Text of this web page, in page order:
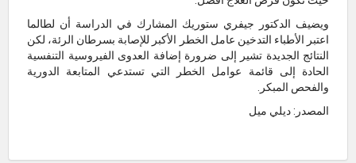
ويضيف الدكتور جيفري ستوريك المشارك في الدراسة أن لطالما
اعتبر الأطباء التدخين عامل الخطر الأكبر للإصابة بسرطان الرئة، لكن
النتائج الجديدة تشير إلى ضرورة إضافة العدوى الفيروسية التنفسية
الحادة إلى قائمة عوامل الخطر التي تستدعي المتابعة الدورية
والفحص المبكر.
المصدر: ديلي ميل